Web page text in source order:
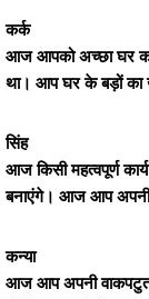
कर्क
आज आपको अच्छा घर
था। आप घर के बड़ों का
सिंह
आज किसी महत्वपूर्ण
बनाएंगे। आज आप
कन्या
आज आप अपनी वाकपटुता